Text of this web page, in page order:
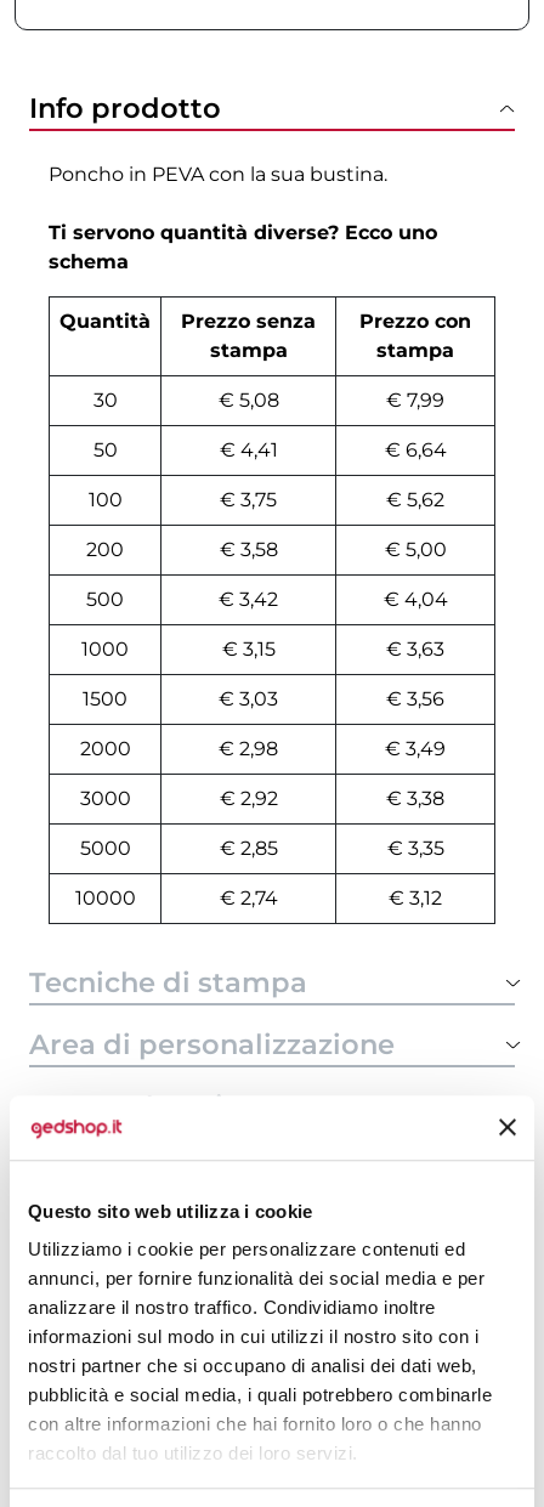
Questo sito web utilizza i cookie
Utilizziamo i cookie per personalizzare contenuti ed
annunci, per fornire funzionalità dei social media e per
analizzare il nostro traffico. Condividiamo inoltre
informazioni sul modo in cui utilizzi il nostro sito con i
nostri partner che si occupano di analisi dei dati web,
pubblicità e social media, i quali potrebbero combinarle
con altre informazioni che hai fornito loro o che hanno
raccolto dal tuo utilizzo dei loro servizi.
Info prodotto
Poncho in PEVA con la sua bustina.
Ti servono quantità diverse? Ecco uno
schema
Quantità
Prezzo senza
stampa
Prezzo con
stampa
30 € 5,08 € 7,99
50 € 4,41 € 6,64
100 € 3,75 € 5,62
200 € 3,58 € 5,00
500 € 3,42 € 4,04
1000 € 3,15 € 3,63
1500 € 3,03 € 3,56
2000 € 2,98 € 3,49
3000 € 2,92 € 3,38
5000 € 2,85 € 3,35
10000 € 2,74 € 3,12
Tecniche di stampa
Area di personalizzazione
Domande e risposte
Prodotti alternativi